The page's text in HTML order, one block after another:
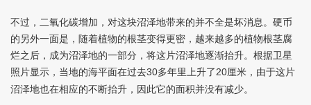
不过，二氧化碳增加，对这块沼泽地带来的并不全是坏消息。硬币
的另外一面是，随着植物的根茎变得更密，越来越多的植物根茎腐
烂之后，成为沼泽地的一部分，将这片沼泽地逐渐抬升。根据卫星
照片显示，当地的海平面在过去30多年里上升了20厘米，由于这片
沼泽地也在相应的不断抬升，因此它的面积并没有减少。